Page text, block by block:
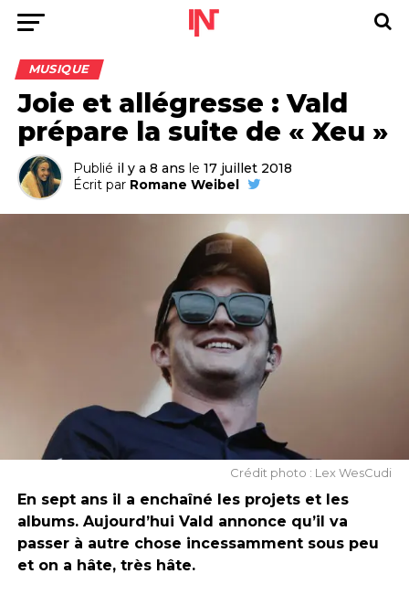
MUSIQUE
Joie et allégresse : Vald
prépare la suite de « Xeu »
Publié il y a 8 ans le 17 juillet 2018
Écrit par Romane Weibel
Crédit photo : Lex WesCudi
En sept ans il a enchaîné les projets et les
albums. Aujourd’hui Vald annonce qu’il va
passer à autre chose incessamment sous peu
et on a hâte, très hâte.